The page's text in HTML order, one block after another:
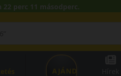
22 perc 10 másodperc.
AJÁNDÉKUTALVÁNY